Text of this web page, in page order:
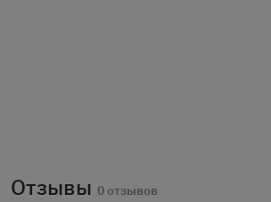
Отзывы 0 отзывов